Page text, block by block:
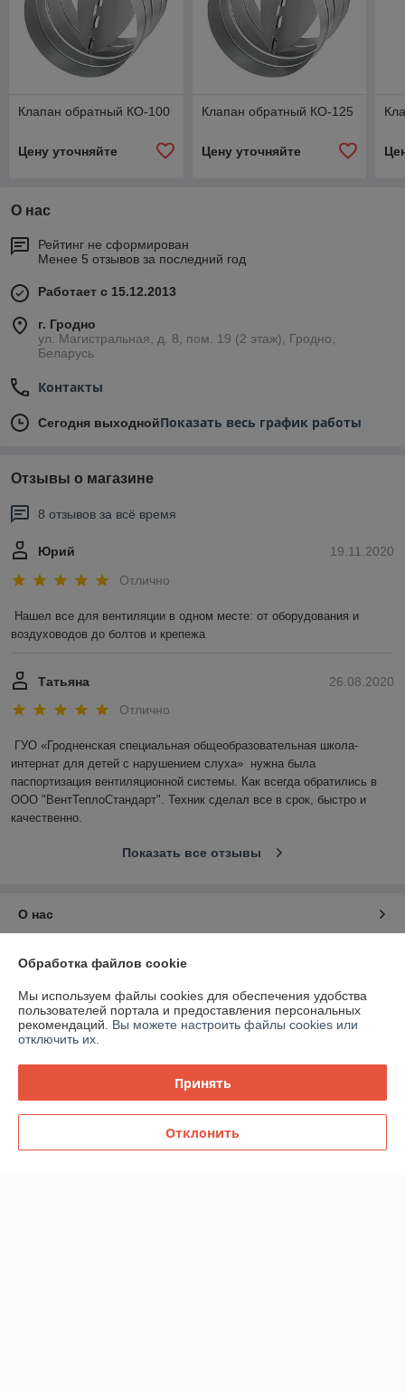
Клапан обратный КО-100
Цену уточняйте
Клапан обратный КО-125
Цену уточняйте
О нас
Рейтинг не сформирован
Менее 5 отзывов за последний год
Работает с 15.12.2013
г. Гродно
ул. Магистральная, д. 8, пом. 19 (2 этаж), Гродно,
Беларусь
Контакты
Сегодня выходнойПоказать весь график работы
Отзывы о магазине
8 отзывов за всё время
19.11.2020
Юрий
Отлично
Нашел все для вентиляции в одном месте: от оборудования и
воздуховодов до болтов и крепежа
26.08.2020
Татьяна
Отлично
ГУО «Гродненская специальная общеобразовательная школа-
интернат для детей с нарушением слуха»  нужна была
паспортизация вентиляционной системы. Как всегда обратились в
ООО "ВентТеплоСтандарт". Техник сделал все в срок, быстро и
качественно.
Показать все отзывы
О нас
Контакты
Доставка и оплата
График работы
Политика обработки cookies
Обработка файлов cookie
Мы используем файлы cookies для обеспечения удобства
пользователей портала и предоставления персональных
рекомендаций. Вы можете настроить файлы cookies или
отключить их.
Принять
Отклонить